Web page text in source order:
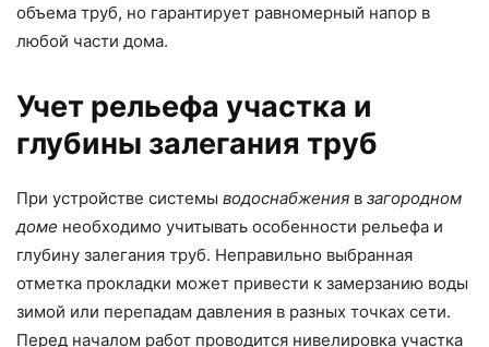
объема труб, но гарантирует равномерный напор в
любой части дома.
Учет рельефа участка и
глубины залегания труб
При устройстве системы водоснабжения в загородном
доме необходимо учитывать особенности рельефа и
глубину залегания труб. Неправильно выбранная
отметка прокладки может привести к замерзанию воды
зимой или перепадам давления в разных точках сети.
Перед началом работ проводится нивелировка участка